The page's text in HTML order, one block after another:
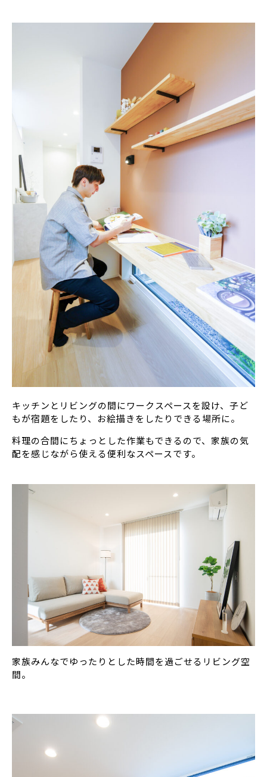
キッチンとリビングの間にワークスペースを設け、子ど
もが宿題をしたり、お絵描きをしたりできる場所に。
料理の合間にちょっとした作業もできるので、家族の気
配を感じながら使える便利なスペースです。
家族みんなでゆったりとした時間を過ごせるリビング空
間。